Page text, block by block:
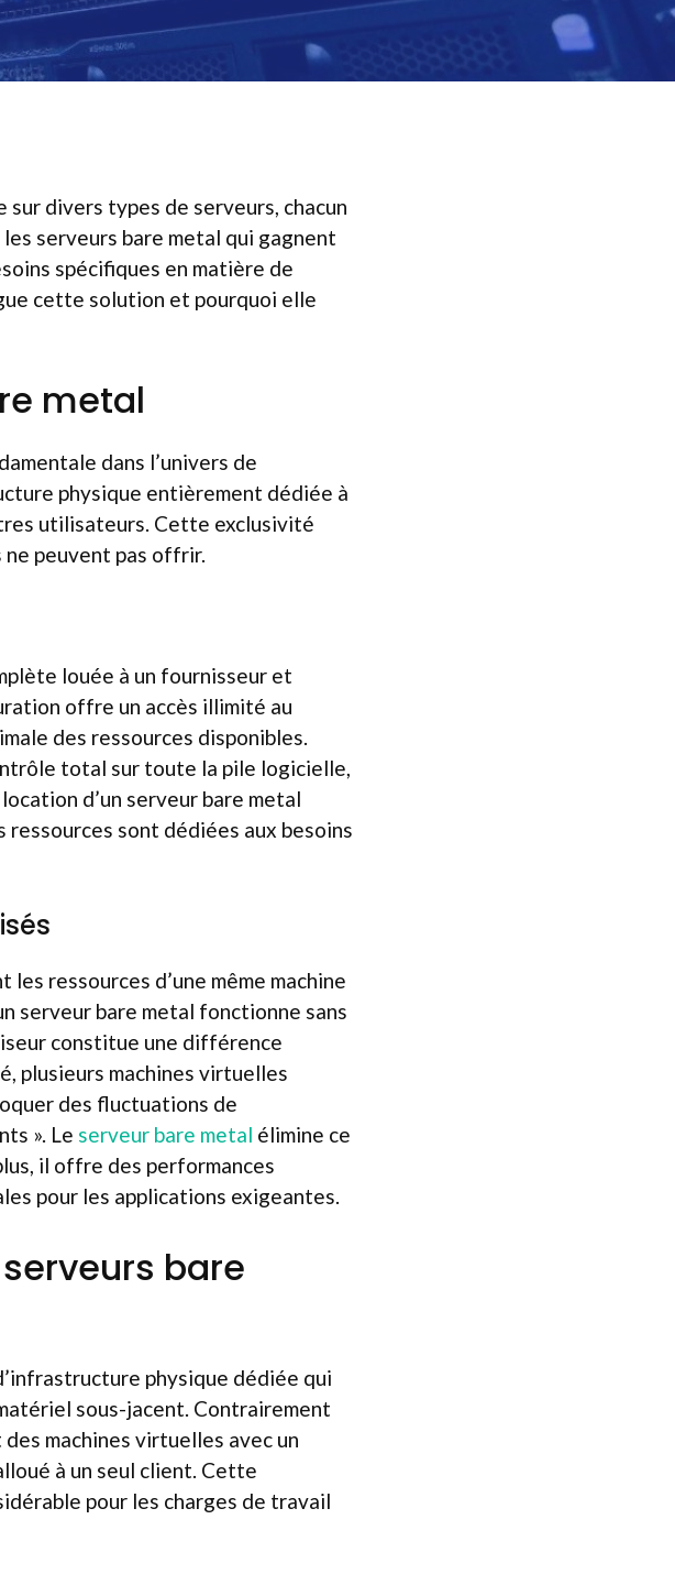
divers types de serveurs, chacun
serveurs bare metal qui gagnent
spécifiques en matière de
cette solution et pourquoi elle
metal
dans l’univers de
physique entièrement dédiée à
utilisateurs. Cette exclusivité
peuvent pas offrir.
louée à un fournisseur et
offre un accès illimité au
des ressources disponibles.
total sur toute la pile logicielle,
d’un serveur bare metal
sont dédiées aux besoins
ressources d’une même machine
serveur bare metal fonctionne sans
constitue une différence
plusieurs machines virtuelles
des fluctuations de
». Le serveur bare metal élimine ce
il offre des performances
pour les applications exigeantes.
bare
physique dédiée qui
sous-jacent. Contrairement
machines virtuelles avec un
à un seul client. Cette
pour les charges de travail